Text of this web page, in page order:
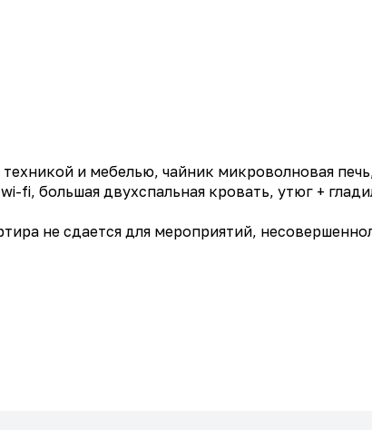
и мебелью, чайник микроволновая
fi, большая двухспальная кровать, утюг +
не сдается для мероприятий,